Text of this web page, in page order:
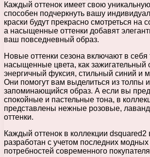
Каждый оттенок имеет свою уникальную
способен подчеркнуть вашу
краски будут прекрасно смотреться на
а насыщенные оттенки добавят
ваш повседневный образ.
Новые оттенки сезона включают в себя
насыщенные цвета, как
энергичный фуксия, стильный синий и
Они помогут вам выделиться из толпы и
запоминающийся образ. А если вы
спокойные и пастельные тона, в
представлены нежные розовые,
оттенки.
Каждый оттенок в коллекции dsquared2
разработан с учетом последних
потребностей современного